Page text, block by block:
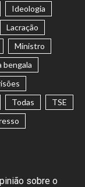
Ideologia
Lacração
Ministro
bengala
Todas
TSE
sobre o